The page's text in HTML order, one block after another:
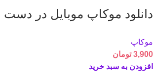
دانلود موکاپ موبایل در دست
موکاپ
3,900 تومان
افزودن به سبد خرید